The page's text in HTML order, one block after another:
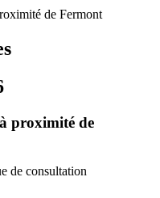
proximité de